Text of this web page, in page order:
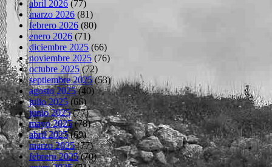
abril 2026 (77)
marzo 2026 (81)
febrero 2026 (80)
enero 2026 (71)
diciembre 2025 (66)
noviembre 2025 (76)
octubre 2025(72)
septiembre 2025(53)
agosto 2025(40)
julio 2025(66)
junio 2025(77)
mayo 2025(78)
abril 2025(69)
marzo 2025(77)
febrero 2025(70)